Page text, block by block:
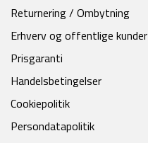
Returnering / Ombytning
Erhverv og offentlige kunder
Prisgaranti
Handelsbetingelser
Cookiepolitik
Persondatapolitik